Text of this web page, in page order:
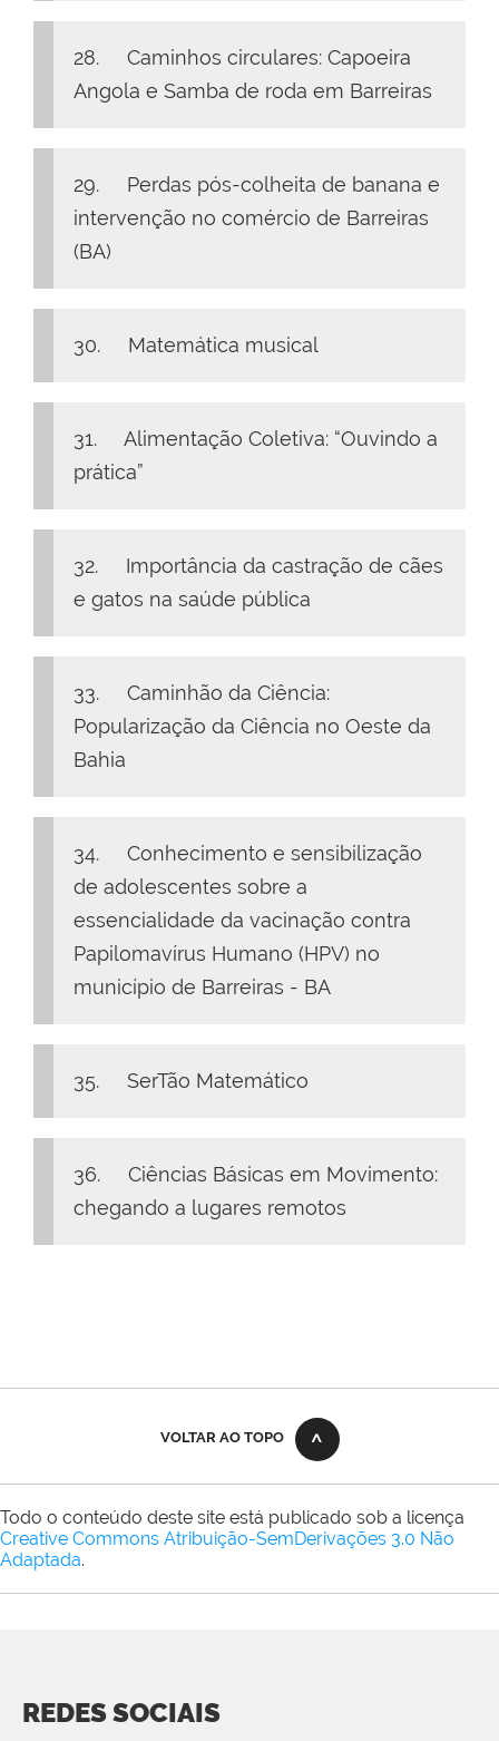
28. Caminhos circulares: Capoeira
Angola e Samba de roda em Barreiras
29. Perdas pós-colheita de banana e
intervenção no comércio de Barreiras
(BA)
30. Matemática musical
31. Alimentação Coletiva: “Ouvindo a
prática”
32. Importância da castração de cães
e gatos na saúde pública
33. Caminhão da Ciência:
Popularização da Ciência no Oeste da
Bahia
34. Conhecimento e sensibilização
de adolescentes sobre a
essencialidade da vacinação contra
Papilomavírus Humano (HPV) no
município de Barreiras - BA
35. SerTão Matemático
36. Ciências Básicas em Movimento:
chegando a lugares remotos
VOLTAR AO TOPO
Todo o conteúdo deste site está publicado sob a licença
Creative Commons Atribuição-SemDerivações 3.0 Não
Adaptada.
REDES SOCIAIS